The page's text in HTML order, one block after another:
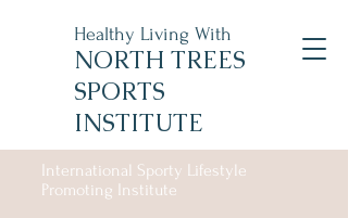
Healthy Living With
NORTH TREES
SPORTS
INSTITUTE
International Sporty Lifestyle
Promoting Institute